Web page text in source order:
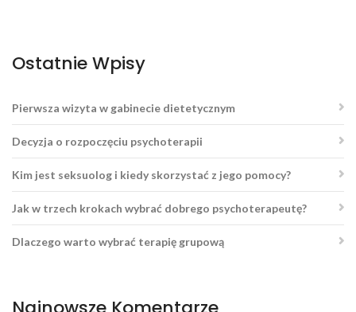
Ostatnie Wpisy
Pierwsza wizyta w gabinecie dietetycznym
Decyzja o rozpoczęciu psychoterapii
Kim jest seksuolog i kiedy skorzystać z jego pomocy?
Jak w trzech krokach wybrać dobrego psychoterapeutę?
Dlaczego warto wybrać terapię grupową